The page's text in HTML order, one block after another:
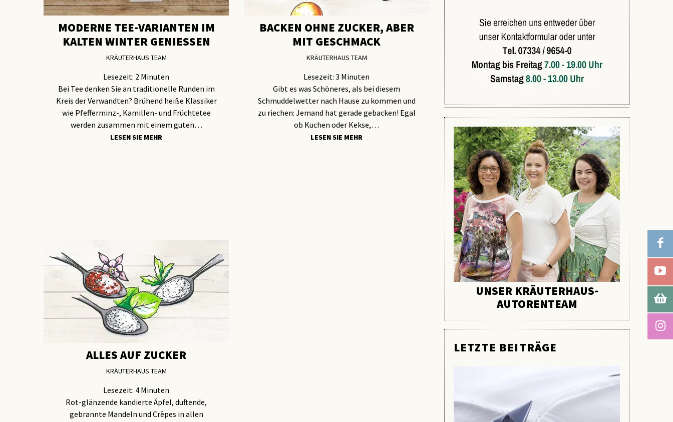
MODERNE TEE-VARIANTEN IM
KALTEN WINTER GENIESSEN
KRÄUTERHAUS TEAM
Lesezeit: 2 Minuten
Bei Tee denken Sie an traditionelle Runden im
Kreis der Verwandten? Brühend heiße Klassiker
wie Pfefferminz-, Kamillen- und Früchtetee
werden zusammen mit einem guten…
LESEN SIE MEHR
BACKEN OHNE ZUCKER, ABER
MIT GESCHMACK
KRÄUTERHAUS TEAM
Lesezeit: 3 Minuten
Gibt es was Schöneres, als bei diesem
Schmuddelwetter nach Hause zu kommen und
zu riechen: Jemand hat gerade gebacken! Egal
ob Kuchen oder Kekse,…
LESEN SIE MEHR
ALLES AUF ZUCKER
KRÄUTERHAUS TEAM
Lesezeit: 4 Minuten
Rot-glänzende kandierte Äpfel, duftende,
gebrannte Mandeln und Crêpes in allen
UNSER KRÄUTERHAUS-
AUTORENTEAM
LETZTE BEITRÄGE